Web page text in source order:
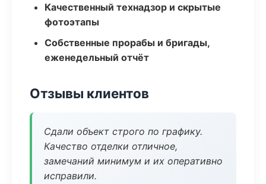
Качественный технадзор и скрытые
фотоэтапы
Собственные прорабы и бригады,
еженедельный отчёт
Отзывы клиентов
Сдали объект строго по графику.
Качество отделки отличное,
замечаний минимум и их оперативно
исправили.